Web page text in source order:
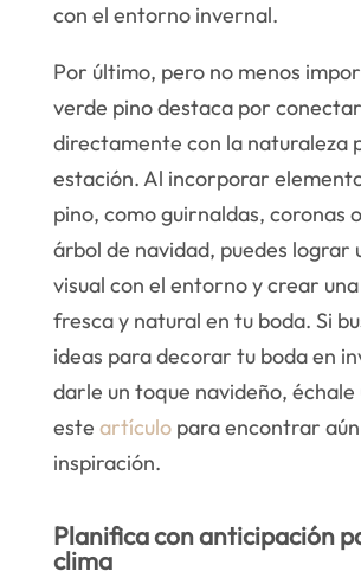
con el entorno invernal.
Por último, pero no menos
verde pino destaca por conectar
directamente con la naturaleza
estación. Al incorporar
pino, como guirnaldas, coronas
árbol de navidad, puedes lograr
visual con el entorno y crear
fresca y natural en tu boda. Si
ideas para decorar tu boda en
darle un toque navideño, échale
este artículopara encontrar aún
inspiración.
Planifica con anticipación
clima